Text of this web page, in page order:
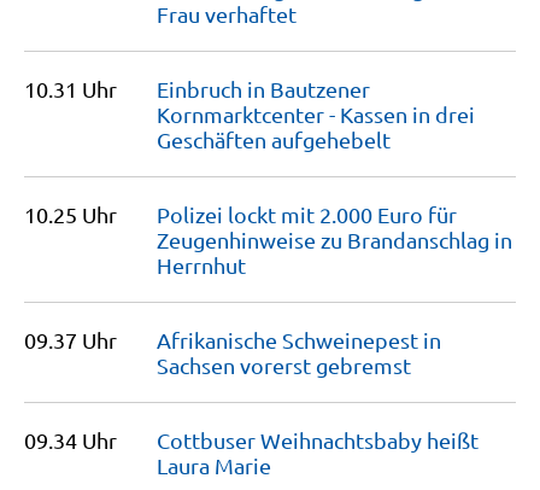
Frau verhaftet
10.31 Uhr
Einbruch in Bautzener
Kornmarktcenter - Kassen in drei
Geschäften aufgehebelt
10.25 Uhr
Polizei lockt mit 2.000 Euro für
Zeugenhinweise zu Brandanschlag in
Herrnhut
09.37 Uhr
Afrikanische Schweinepest in
Sachsen vorerst gebremst
09.34 Uhr
Cottbuser Weihnachtsbaby heißt
Laura Marie